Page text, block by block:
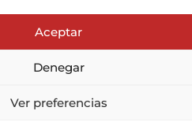
Aceptar
Denegar
Ver preferencias